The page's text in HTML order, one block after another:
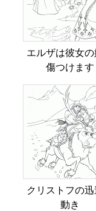
エルザは彼女の
傷つけます
クリストフの迅
動き